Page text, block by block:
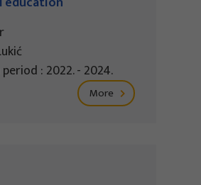
: 2022. - 2024.
More